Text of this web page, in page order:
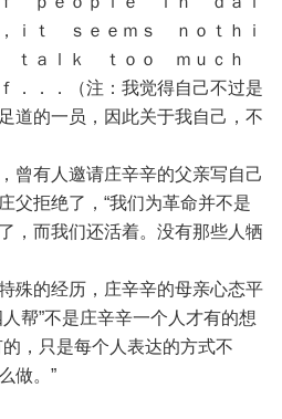
ｉｔ ｓｅｅｍｓ ｎｏｔｈｉ
ｔａｌｋ ｔｏｏ ｍｕｃｈ
．．．（注：我觉得自己不过是
道的一员，因此关于我自己，不
曾有人邀请庄辛辛的父亲写自己
父拒绝了，“我们为革命并不是
，而我们还活着。没有那些人牺
殊的经历，庄辛辛的母亲心态平
帮”不是庄辛辛一个人才有的想
，只是每个人表达的方式不
做。”